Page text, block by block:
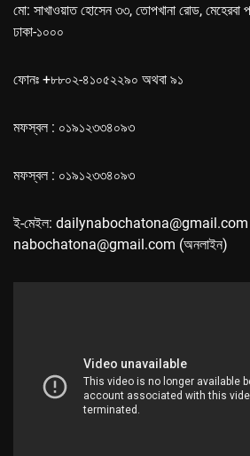
মো: সাখাওয়াত হোসেন ৩৩, তোপখানা রোড, মেহেরবা
ঢাকা-১০০০
ফোনঃ +৮৮০২-৪১০৫২২৯০ অথবা ৯১
মফস্বল : ০১৯১২৩৩৪০৯৩
মফস্বল : ০১৯১২৩৩৪০৯৩
ই-মেইল: dailynabochatona@gmail.com
nabochatona@gmail.com (অনলাইন)